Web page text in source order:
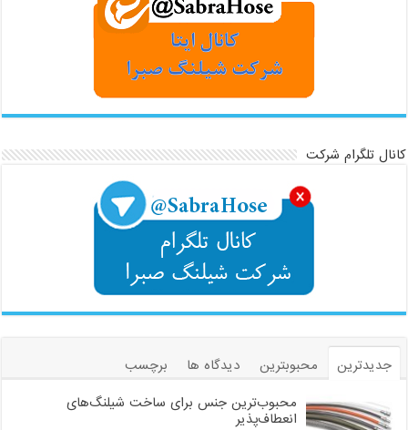
کانال تلگرام شرکت
جدیدترین محبوبترین دیدگاه ها
برچسب
محبوب‌ترین جنس برای ساخت شیلنگ‌های
انعطاف‌پذیر